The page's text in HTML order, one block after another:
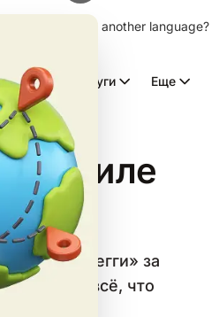
Choose another language?
с ИИ Услуги Еще
в стиле
«Регги» за
скачайте всё, что